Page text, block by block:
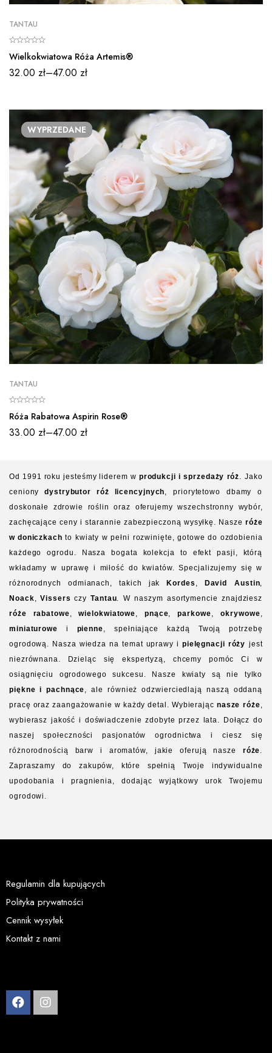
TANTAU
Wielkokwiatowa Róża Artemis®
32.00 zł–47.00 zł
WYPRZEDANE
TANTAU
Róża Rabatowa Aspirin Rose®
33.00 zł–47.00 zł
Od 1991 roku jesteśmy liderem w produkcji i sprzedaży róż . Jako
cenionydystrybutor róż licencyjnych , priorytetowo dbamy o
doskonałe zdrowie roślin oraz oferujemy wszechstronny wybór,
zachęcające ceny i starannie zabezpieczoną wysyłkę. Naszeróże
w doniczkach to kwiaty w pełni rozwinięte, gotowe do ozdobienia
każdego ogrodu. Nasza bogata kolekcja to efekt pasji, którą
wkładamy w uprawę i miłość do kwiatów. Specjalizujemy się w
różnorodnych odmianach, takich jakKordes David Austin
Noack
Vissers czyTantau . W naszym asortymencie znajdziesz
róże rabatowe ,wielokwiatowe pnące ,parkowe ,okrywowe
miniaturowe i pienne , spełniające każdą Twoją potrzebę
ogrodową. Nasza wiedza na temat uprawy i pielęgnacji róży jest
niezrównana. Dzieląc się ekspertyzą, chcemy pomóc Ci w
osiągnięciu ogrodowego sukcesu. Nasze kwiaty są nie tylko
piękne i pachnące , ale również odzwierciedlają naszą oddaną
pracę oraz zaangażowanie w każdy detal. Wybierając nasze róże
wybierasz jakość i doświadczenie zdobyte przez lata. Dołącz do
naszej społeczności pasjonatów ogrodnictwa i ciesz się
różnorodnością barw i aromatów, jakie oferują nasze
róże
Zapraszamy do zakupów, które spełnią Twoje indywidualne
upodobania i pragnienia, dodając wyjątkowy urok Twojemu
ogrodowi.
Regulamin dla kupujących
Polityka prywatności
Cennik wysyłek
Kontakt z nami